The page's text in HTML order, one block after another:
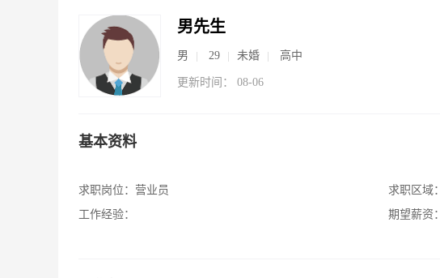
男先生
男 29 未婚 高中
更新时间： 08-06
基本资料
求职岗位： 营业员
工作经验：
求职区域：
期望薪资：